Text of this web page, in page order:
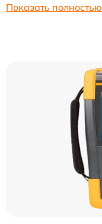
Показать полностью